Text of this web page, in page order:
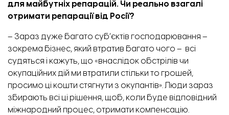
для майбутніх репарацій. Чи реально взагалі
отримати репарації від Росії?
– Зараз дуже багато суб’єктів господарювання –
зокрема бізнес, який втратив багато чого – всі
судяться і кажуть, що «внаслідок обстрілів чи
окупаційних дій ми втратили стільки то грошей,
просимо ці кошти стягнути з окупантів». Люди зараз
збирають всі ці рішення, щоб, коли буде відповідний
міжнародний процес, отримати компенсацію.